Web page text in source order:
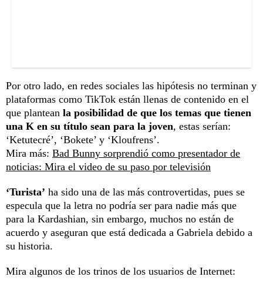
Por otro lado, en redes sociales las hipótesis no terminan y
plataformas como TikTok están llenas de contenido en el
que plantean la posibilidad de que los temas que tienen
una K en su título sean para la joven, estas serían:
‘Ketutecré’, ‘Bokete’ y ‘Kloufrens’.
Mira más: Bad Bunny sorprendió como presentador de
noticias: Mira el video de su paso por televisión
‘Turista’ ha sido una de las más controvertidas, pues se
especula que la letra no podría ser para nadie más que
para la Kardashian, sin embargo, muchos no están de
acuerdo y aseguran que está dedicada a Gabriela debido a
su historia.
Mira algunos de los trinos de los usuarios de Internet: